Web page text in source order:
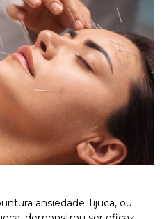
ansiedade Tijuca, ou